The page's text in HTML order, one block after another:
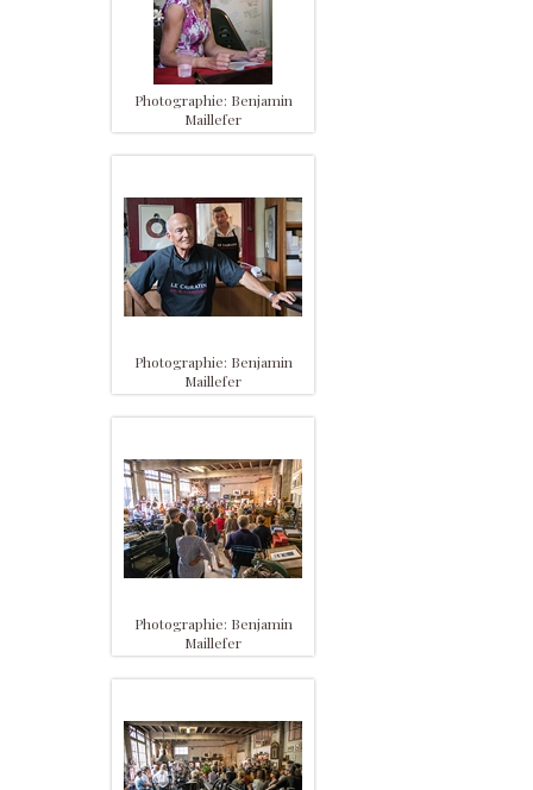
Photographie: Benjamin
Maillefer
Photographie: Benjamin
Maillefer
Photographie: Benjamin
Maillefer